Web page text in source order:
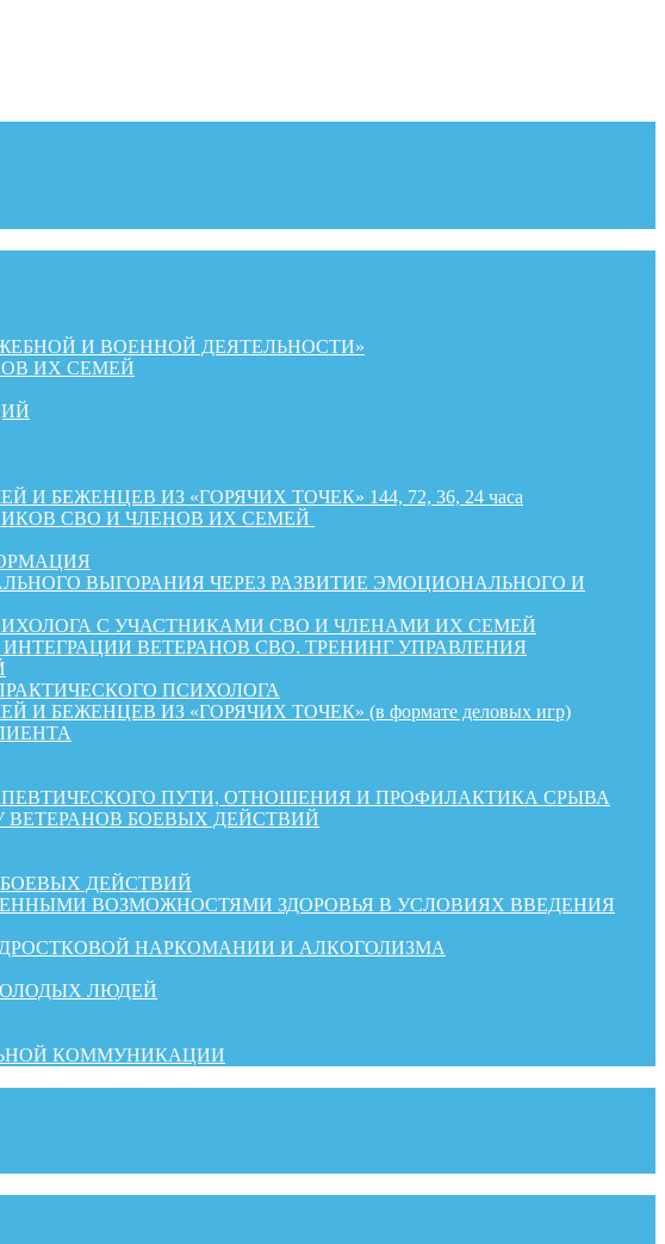
И ВОЕННОЙ ДЕЯТЕЛЬНОСТИ»
ИХ СЕМЕЙ
ИЗ «ГОРЯЧИХ ТОЧЕК» 144, 72, 36, 24 часа
СВО И ЧЛЕНОВ ИХ СЕМЕЙ
ВЫГОРАНИЯ ЧЕРЕЗ РАЗВИТИЕ ЭМОЦИОНАЛЬНОГО И
С УЧАСТНИКАМИ СВО И ЧЛЕНАМИ ИХ СЕМЕЙ
ВЕТЕРАНОВ СВО. ТРЕНИНГ УПРАВЛЕНИЯ
ПСИХОЛОГА
ИЗ «ГОРЯЧИХ ТОЧЕК» (в формате деловых игр)
ПУТИ, ОТНОШЕНИЯ И ПРОФИЛАКТИКА СРЫВА
ВЕТЕРАНОВ БОЕВЫХ ДЕЙСТВИЙ
ДЕЙСТВИЙ
ВОЗМОЖНОСТЯМИ ЗДОРОВЬЯ В УСЛОВИЯХ ВВЕДЕНИЯ
НАРКОМАНИИ И АЛКОГОЛИЗМА
ЛЮДЕЙ
КОММУНИКАЦИИ